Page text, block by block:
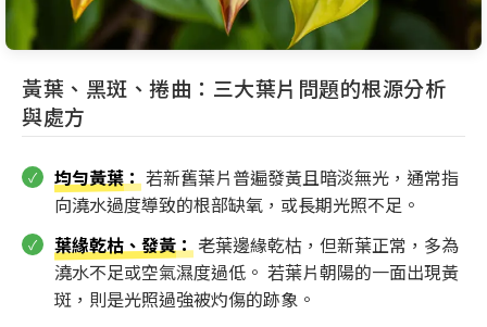
黃葉、黑斑、捲曲：三大葉片問題的根源分析
與處方
均勻黃葉：若新舊葉片普遍發黃且暗淡無光，通常指
向澆水過度導致的根部缺氧，或長期光照不足。
葉緣乾枯、發黃： 老葉邊緣乾枯，但新葉正常，多為
澆水不足或空氣濕度過低。 若葉片朝陽的一面出現黃
斑，則是光照過強被灼傷的跡象。